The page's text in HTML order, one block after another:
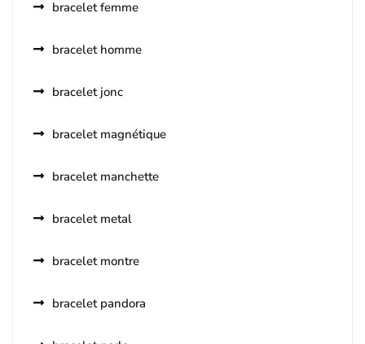
bracelet femme
bracelet homme
bracelet jonc
bracelet magnétique
bracelet manchette
bracelet metal
bracelet montre
bracelet pandora